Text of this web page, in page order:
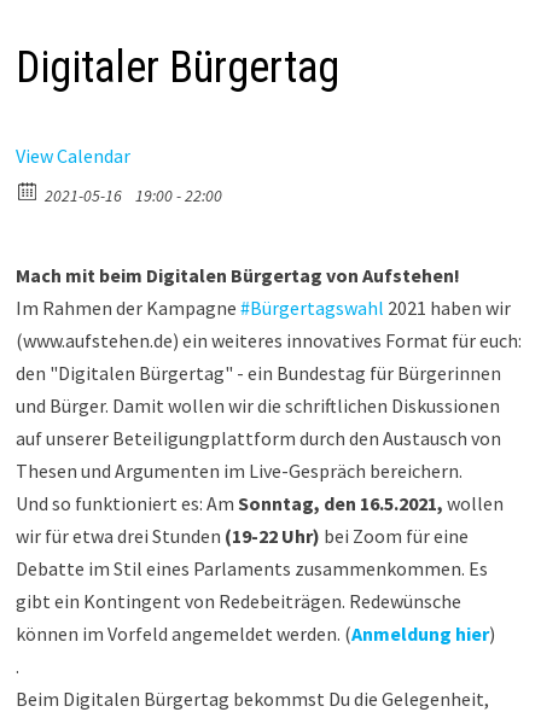
Digitaler Bürgertag
View Calendar
2021-05-16 19:00 - 22:00
Mach mit beim Digitalen Bürgertag von Aufstehen!
Im Rahmen der Kampagne #Bürgertagswahl 2021 haben wir
(www.aufstehen.de) ein weiteres innovatives Format für euch:
den "Digitalen Bürgertag" - ein Bundestag für Bürgerinnen
und Bürger. Damit wollen wir die schriftlichen Diskussionen
auf unserer Beteiligungplattform durch den Austausch von
Thesen und Argumenten im Live-Gespräch bereichern.
Und so funktioniert es: Am Sonntag, den 16.5.2021, wollen
wir für etwa drei Stunden (19-22 Uhr) bei Zoom für eine
Debatte im Stil eines Parlaments zusammenkommen. Es
gibt ein Kontingent von Redebeiträgen. Redewünsche
können im Vorfeld angemeldet werden. (Anmeldung hier)
.
Beim Digitalen Bürgertag bekommst Du die Gelegenheit,